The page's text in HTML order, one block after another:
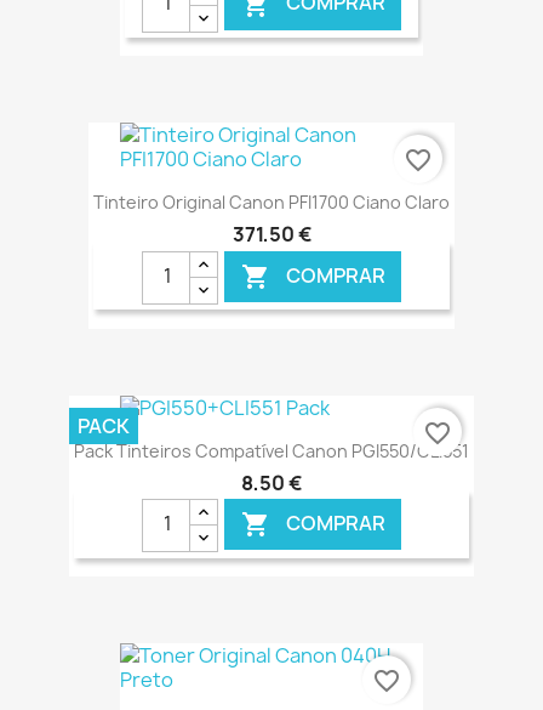
€ ONLINE
Tinteiro Original Canon PFI1700 Ciano Claro
371,50 €
 COMPRAR
favorite_border
Pack Tinteiros Compatível Canon PGI550/CLI551
8,50 €
 COMPRAR
€ ONLINE
PACK favorite_border
favorite_border